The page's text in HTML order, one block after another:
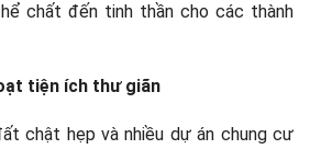
chất đến tinh thần cho các thành
tiện ích thư giãn
chật hẹp và nhiều dự án chung cư